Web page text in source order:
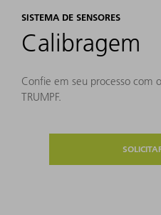
SISTEMA DE SENSORES
Calibragem
Confie em seu processo com
TRUMPF.